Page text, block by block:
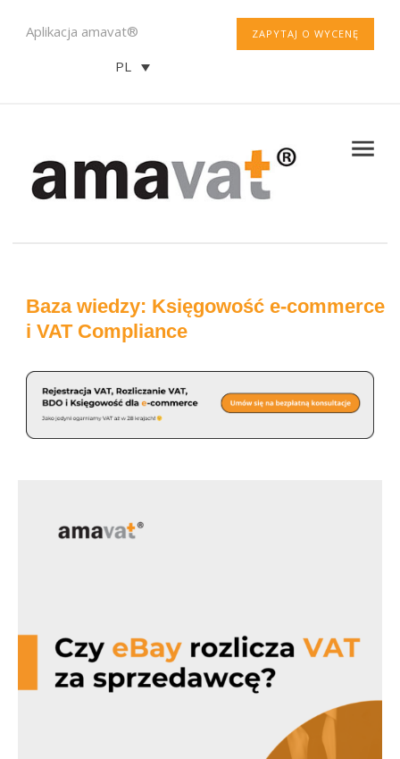
ZAPYTAJ O WYCENĘ
Aplikacja amavat®
PL
Baza wiedzy: Księgowość e-commerce
i VAT Compliance